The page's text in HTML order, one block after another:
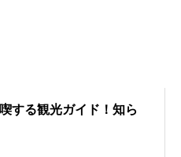
する観光ガイド！知ら